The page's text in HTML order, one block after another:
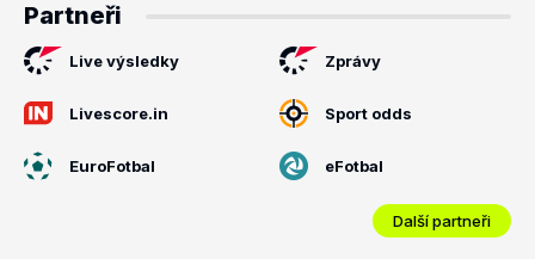
Partneři
Live výsledky Zprávy
Livescore.in Sport odds
EuroFotbal eFotbal
Další partneři